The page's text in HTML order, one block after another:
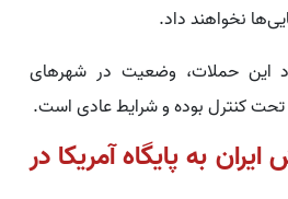
نخواهند داد.
این حملات، وضعیت در شهرهای
کنترل بوده و شرایط عادی است.
به پایگاه آمریکا در